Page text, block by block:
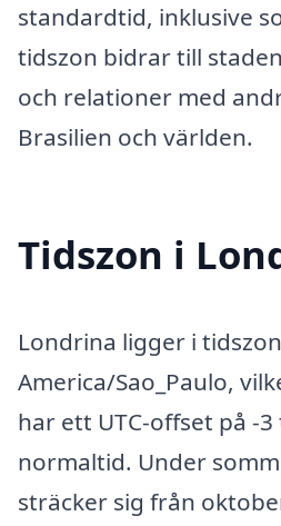
standardtid, inklusive
tidszon bidrar till
och relationer med
Brasilien och världen.
Tidszon i
Londrina ligger i
America/Sao_Paulo,
har ett UTC-offset på -
normaltid. Under
sträcker sig från